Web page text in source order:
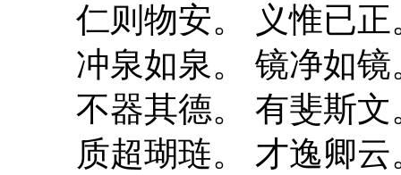
仁则物安。 义惟已正
冲泉如泉。 镜净如镜
不器其德。 有斐斯文
质超瑚琏。 才逸卿云